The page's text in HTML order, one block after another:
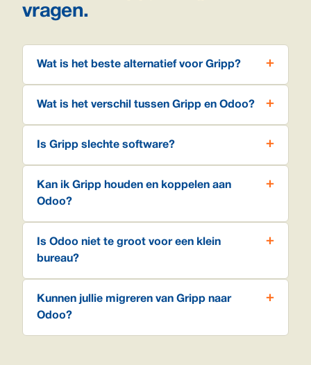
vragen.
Wat is het beste alternatief voor Gripp?
Wat is het verschil tussen Gripp en Odoo?
Is Gripp slechte software?
Kan ik Gripp houden en koppelen aan
Odoo?
Is Odoo niet te groot voor een klein
bureau?
Kunnen jullie migreren van Gripp naar
Odoo?